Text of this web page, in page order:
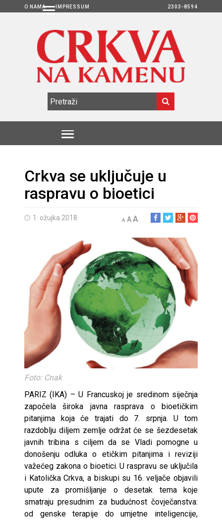
O NAMA IMPRESSUM 2303-8594
Crkva se uključuje u
raspravu o bioetici
1. ožujka 2018. A AA
Foto: Cnak
PARIZ (IKA) – U Francuskoj je sredinom siječnja
započela široka javna rasprava o bioetičkim
pitanjima koja će trajati do 7. srpnja. U tom
razdoblju diljem zemlje održat će se šezdesetak
javnih tribina s ciljem da se Vladi pomogne u
donošenju odluka o etičkim pitanjima i reviziji
važećeg zakona o bioetici. U raspravu se uključila
i Katolička Crkva, a biskupi su 16. veljače objavili
upute za promišljanje o desetak tema koje
smatraju presudnim za budućnost čovječanstva:
od genske terapije do umjetne inteligencije,